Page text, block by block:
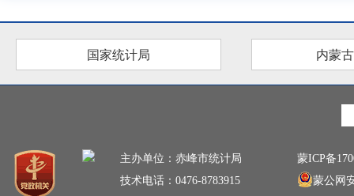
国家统计局 内蒙
主办单位：赤峰市统计局
技术电话：0476-8783915
蒙ICP备
蒙公网